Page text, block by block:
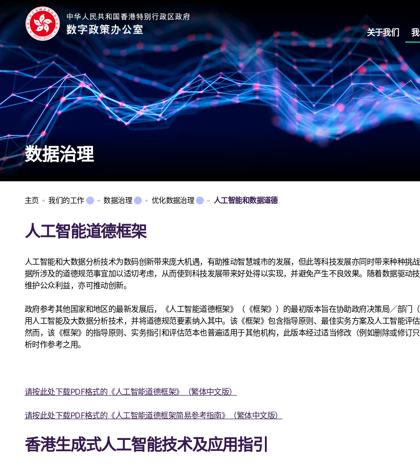
关于我们
数据治理
主页 我们的工作 数据治理 优化数据治理 人工智能和数据道德
人工智能道德框架
人工智能和大数据分析技术为数码创新带来庞大机遇，有助推动智慧城市的发展，但此等科技发展亦同时带来种种挑
据所涉及的道德规范事宜加以适切考虑，从而使到科技发展带来好处得以实现，并避免产生不良效果。随着数据驱动
维护公众利益，亦可推动创新。
政府参考其他国家和地区的最新发展后，《人工智能道德框架》（《框架》）的最初版本旨在协助政府决策局／部门
用人工智能及大数据分析技术，并将道德规范要素纳入其中。该《框架》包含指导原则、最佳实务方案及人工智能评
然而，该《框架》的指导原则、实务指引和评估范本也普遍适用于其他机构，此版本经过适当修改（例如删除或修订
析时作参考之用。
请按此处下载PDF格式的《人工智能道德框架》（繁体中文版）
请按此处下载PDF格式的《人工智能道德框架简易参考指南》（繁体中文版）
香港生成式人工智能技术及应用指引